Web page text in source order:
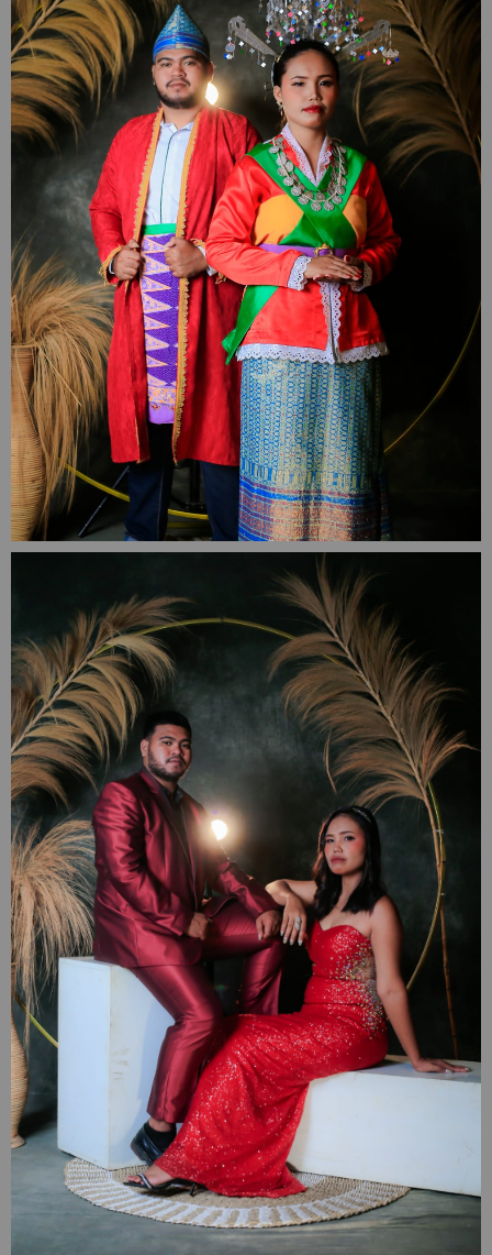
WEDDING INVITATION
Ikel & Sia
Kpd Bpk/Ibu/Saudara/i
Tanpa Mengurangi Rasa Hormat, Kami Mengundang Anda Untuk Boleh Hadir Di
Acara Pernikahan Kami.
Buka Undangan